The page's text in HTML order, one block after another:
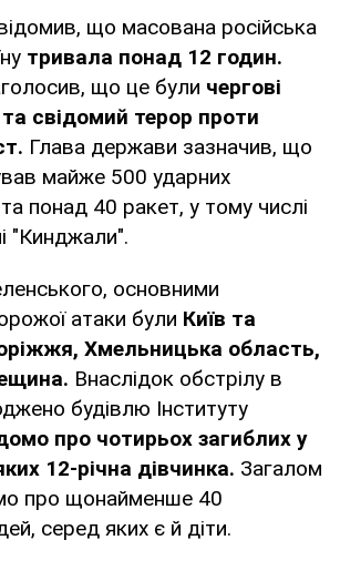
що масована російська
тривала понад 12 годин.
що це були чергові
та свідомий терор проти
Глава держави зазначив, що
майже 500 ударних
та понад 40 ракет, у тому числі
"Кинджали".
основними
атаки були Київ та
Хмельницька область,
Внаслідок обстрілу в
будівлю Інституту
про чотирьох загиблих у
12-річна дівчинка. Загалом
про щонайменше 40
серед яких є й діти.